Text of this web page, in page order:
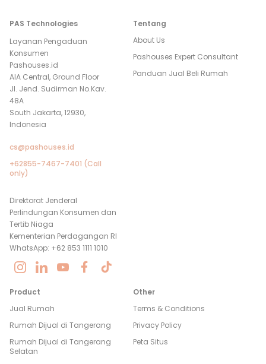
PAS Technologies
Layanan Pengaduan
Konsumen
Pashouses.id
AIA Central, Ground Floor
Jl. Jend. Sudirman No.Kav.
48A
South Jakarta, 12930,
Indonesia
cs@pashouses.id
+62855-7467-7401 (Call
only)
Direktorat Jenderal
Perlindungan Konsumen dan
Tertib Niaga
Kementerian Perdagangan RI
WhatsApp: +62 853 1111 1010
Tentang
About Us
Pashouses Expert Consultant
Panduan Jual Beli Rumah
Product
Jual Rumah
Rumah Dijual di Tangerang
Rumah Dijual di Tangerang
Selatan
Other
Terms & Conditions
Privacy Policy
Peta Situs